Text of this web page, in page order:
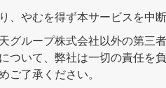
、やむを得ず本サービスを中
グループ株式会社以外の第三
ついて、弊社は一切の責任を
ご了承ください。